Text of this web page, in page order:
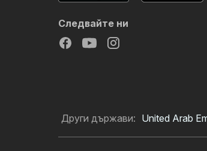
Следвайте ни
Други държави: United Arab